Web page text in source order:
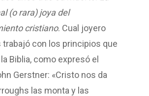
(o rara) joya del
cristiano. Cual joyero
trabajó con los principios que
Biblia, como expresó el
Gerstner: «Cristo nos da
las monta y las